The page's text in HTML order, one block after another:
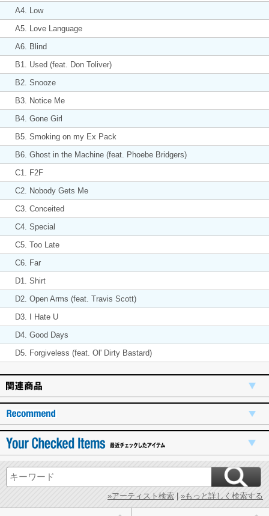
A4. Low
A5. Love Language
A6. Blind
B1. Used (feat. Don Toliver)
B2. Snooze
B3. Notice Me
B4. Gone Girl
B5. Smoking on my Ex Pack
B6. Ghost in the Machine (feat. Phoebe Bridgers)
C1. F2F
C2. Nobody Gets Me
C3. Conceited
C4. Special
C5. Too Late
C6. Far
D1. Shirt
D2. Open Arms (feat. Travis Scott)
D3. I Hate U
D4. Good Days
D5. Forgiveless (feat. Ol' Dirty Bastard)
»アーティスト検索 »もっと詳しく検索する